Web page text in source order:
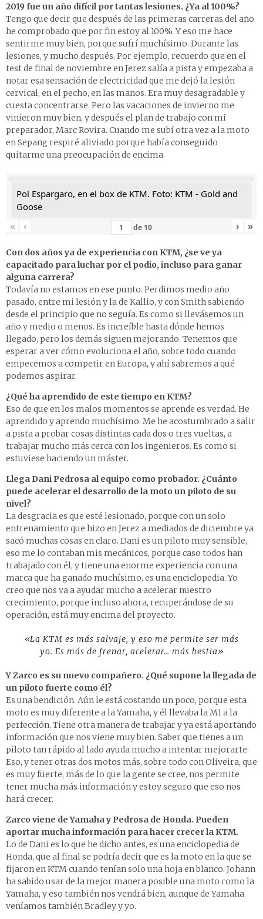
2019 fue un año difícil por tantas lesiones. ¿Ya al 100%?
Tengo que decir que después de las primeras carreras del año
he comprobado que por fin estoy al 100%. Y eso me hace
sentirme muy bien, porque sufrí muchísimo. Durante las
lesiones, y mucho después. Por ejemplo, recuerdo que en el
test de final de noviembre en Jerez salía a pista y empezaba a
notar esa sensación de electricidad que me dejó la lesión
cervical, en el pecho, en las manos. Era muy desagradable y
cuesta concentrarse. Pero las vacaciones de invierno me
vinieron muy bien, y después el plan de trabajo con mi
preparador, Marc Rovira. Cuando me subí otra vez a la moto
en Sepang respiré aliviado porque había conseguido
quitarme una preocupación de encima.
Pol Espargaro, en el box de KTM. Foto: KTM - Gold and
Goose
«
‹ de 10 › »
Con dos años ya de experiencia con KTM, ¿se ve ya
capacitado para luchar por el podio, incluso para ganar
alguna carrera?
Todavía no estamos en ese punto. Perdimos medio año
pasado, entre mi lesión y la de Kallio, y con Smith sabiendo
desde el principio que no seguía. Es como si llevásemos un
año y medio o menos. Es increíble hasta dónde hemos
llegado, pero los demás siguen mejorando. Tenemos que
esperar a ver cómo evoluciona el año, sobre todo cuando
empecemos a competir en Europa, y ahí sabremos a qué
podemos aspirar.
¿Qué ha aprendido de este tiempo en KTM?
Eso de que en los malos momentos se aprende es verdad. He
aprendido y aprendo muchísimo. Me he acostumbrado a salir
a pista a probar cosas distintas cada dos o tres vueltas, a
trabajar mucho más cerca con los ingenieros. Es como si
estuviese haciendo un máster.
Llega Dani Pedrosa al equipo como probador. ¿Cuánto
puede acelerar el desarrollo de la moto un piloto de su
nivel?
La desgracia es que esté lesionado, porque con un solo
entrenamiento que hizo en Jerez a mediados de diciembre ya
sacó muchas cosas en claro. Dani es un piloto muy sensible,
eso me lo contaban mis mecánicos, porque caso todos han
trabajado con él, y tiene una enorme experiencia con una
marca que ha ganado muchísimo, es una enciclopedia. Yo
creo que nos va a ayudar mucho a acelerar nuestro
crecimiento, porque incluso ahora, recuperándose de su
operación, está muy encima del proyecto.
«La KTM es más salvaje, y eso me permite ser más
yo. Es más de frenar, acelerar… más bestia»
Y Zarco es su nuevo compañero. ¿Qué supone la llegada de
un piloto fuerte como él?
Es una bendición. Aún le está costando un poco, porque esta
moto es muy diferente a la Yamaha, y él llevaba la M1 a la
perfección. Tiene otra manera de trabajar y ya está aportando
información que nos viene muy bien. Saber que tienes a un
piloto tan rápido al lado ayuda mucho a intentar mejorarte.
Eso, y tener otras dos motos más, sobre todo con Oliveira, que
es muy fuerte, más de lo que la gente se cree, nos permite
tener mucha más información y estoy seguro que eso nos
hará crecer.
Zarco viene de Yamaha y Pedrosa de Honda. Pueden
aportar mucha información para hacer crecer la KTM.
Lo de Dani es lo que he dicho antes, es una enciclopedia de
Honda, que al final se podría decir que es la moto en la que se
fijaron en KTM cuando tenían solo una hoja en blanco. Johann
ha sabido usar de la mejor manera posible una moto como la
Yamaha, y eso también nos vendrá bien, aunque de Yamaha
veníamos también Bradley y yo.